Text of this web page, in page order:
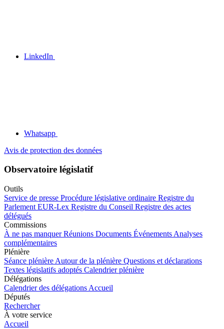
LinkedIn
Whatsapp
Avis de protection des données
Observatoire législatif
Outils
Service de presse Procédure législative ordinaire Registre du
Parlement EUR-Lex Registre du Conseil Registre des actes
délégués
Commissions
À ne pas manquer Réunions Documents Événements Analyses
complémentaires
Plénière
Séance plénière Autour de la plénière Questions et déclarations
Textes législatifs adoptés Calendrier plénière
Délégations
Calendrier des délégations Accueil
Députés
Rechercher
À votre service
Accueil